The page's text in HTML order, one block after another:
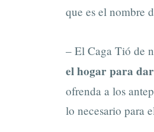
que es el nombre
– El Caga Tió de
el hogar para
ofrenda a los
lo necesario para